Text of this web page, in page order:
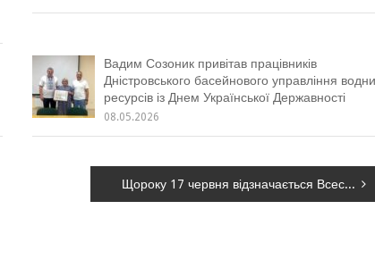
Вадим Созоник привітав працівників
Дністровського басейнового управління
ресурсів із Днем Української Державності
08.05.2026
Щороку 17 червня відзначається Всесвітній день боротьби з опустелюванням та посухами (World Day to Combat Desertification and Drought)